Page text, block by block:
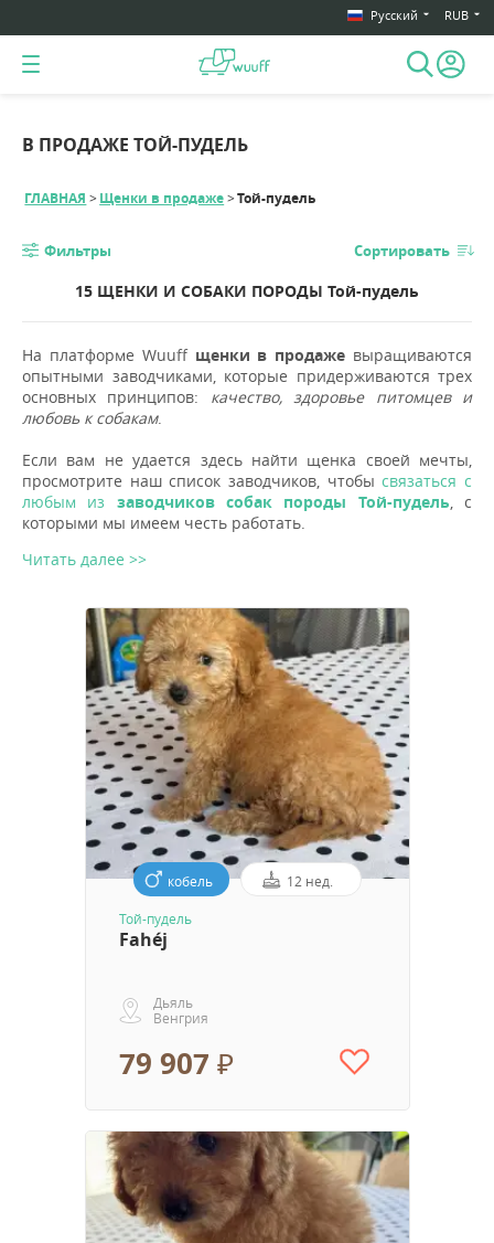
Русский RUB
В ПРОДАЖЕ ТОЙ-ПУДЕЛЬ
ГЛАВНАЯ Щенки в продаже Той-пудель
Фильтры Сортировать
15 ЩЕНКИ И СОБАКИ ПОРОДЫ Той-пудель
На платформе Wuuff щенки в продаже выращиваются
опытными заводчиками, которые придерживаются трех
основных принципов: качество, здоровье питомцев и
любовь к собакам.
Если вам не удается здесь найти щенка своей мечты,
просмотрите наш список заводчиков, чтобысвязаться с
любым из заводчиков собак породы Той-пудель, с
которыми мы имеем честь работать.
Читать далее >>
кобель 12 нед.
Той-пудель
Fahéj
Дьяль
Венгрия
79 907 ₽